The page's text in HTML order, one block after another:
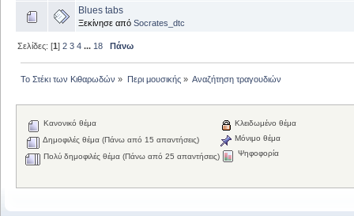
Blues tabs
Ξεκίνησε από Socrates_dtc
Σελίδες: [1]2 3 4 ... 18 Πάνω
Το Στέκι των Κιθαρωδών » Περι μουσικής» Αναζήτηση τραγουδιών
Κανονικό θέμα
Δημοφιλές θέμα (Πάνω από 15 απαντήσεις)
Πολύ δημοφιλές θέμα (Πάνω από 25 απαντήσεις)
Κλειδωμένο θέμα
Μόνιμο θέμα
Ψηφοφορία